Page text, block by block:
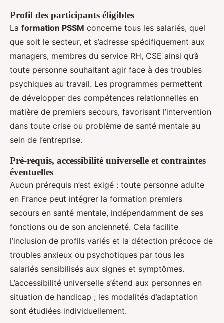
Profil des participants éligibles
La formation PSSM concerne tous les salariés, quel
que soit le secteur, et s’adresse spécifiquement aux
managers, membres du service RH, CSE ainsi qu’à
toute personne souhaitant agir face à des troubles
psychiques au travail. Les programmes permettent
de développer des compétences relationnelles en
matière de premiers secours, favorisant l’intervention
dans toute crise ou problème de santé mentale au
sein de l’entreprise.
Pré-requis, accessibilité universelle et contraintes
éventuelles
Aucun prérequis n’est exigé : toute personne adulte
en France peut intégrer la formation premiers
secours en santé mentale, indépendamment de ses
fonctions ou de son ancienneté. Cela facilite
l’inclusion de profils variés et la détection précoce de
troubles anxieux ou psychotiques par tous les
salariés sensibilisés aux signes et symptômes.
L’accessibilité universelle s’étend aux personnes en
situation de handicap ; les modalités d’adaptation
sont étudiées individuellement.